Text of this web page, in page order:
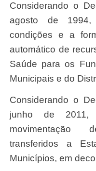
Considerando o Decreto nº 1.232, de 30 de
agosto de
condições e a
automático de
Saúde para os
Municipais e do
Considerando o Decreto nº 7.507, de 27 de
junho de
movimentação
transferidos a
Municípios, em